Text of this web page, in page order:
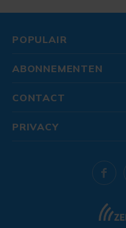
POPULAIR
ABONNEMENTEN
CONTACT
PRIVACY